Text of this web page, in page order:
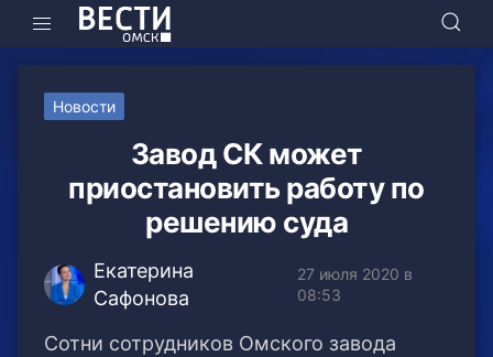
Новости
Завод СК может
приостановить работу по
решению суда
Екатерина
Сафонова
27 июля 2020 в
08:53
Сотни сотрудников Омского завода